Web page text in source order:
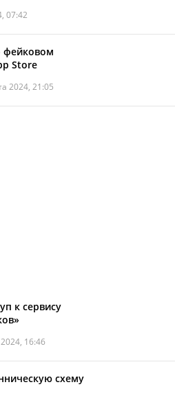
07:42
фейковом
Store
2024, 21:05
к сервису
16:46
схему